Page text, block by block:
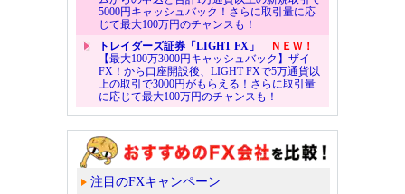
5000円キャッシュバック！さらに取引量に応
じて最大100万円のチャンスも！
トレイダーズ証券「LIGHT FX」
ＮＥＷ！
【最大100万3000円キャッシュバック】ザイ
FX！から口座開設後、LIGHT FXで5万通貨以
上の取引で3000円がもらえる！さらに取引量
に応じて最大100万円のチャンスも！
注目のFXキャンペーン